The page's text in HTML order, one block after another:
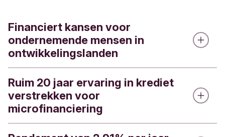
Financiert kansen voor
ondernemende mensen in
ontwikkelingslanden
In Nederland is het normaal om een bedrijf te
starten, een huis te kopen en kinderen naar school
te laten gaan. In ontwikkelingslanden hebben
mensen met een laag inkomen vaak niet eens
Ruim 20 jaar ervaring in krediet
verstrekken voor
microfinanciering